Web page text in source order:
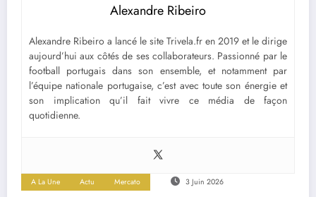
Alexandre Ribeiro
Alexandre Ribeiro a lancé le site Trivela.fr en 2019 et le dirige
aujourd’hui aux côtés de ses collaborateurs. Passionné par le
football portugais dans son ensemble, et notamment par
l’équipe nationale portugaise, c’est avec toute son énergie et
son implication qu’il fait vivre ce média de façon
quotidienne.
A La Une Actu Mercato 3 Juin 2026